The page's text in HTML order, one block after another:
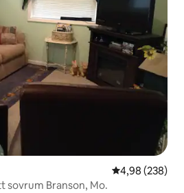
4,98 av 5 i
4,98 (238)
sovrum Branson, Mo.